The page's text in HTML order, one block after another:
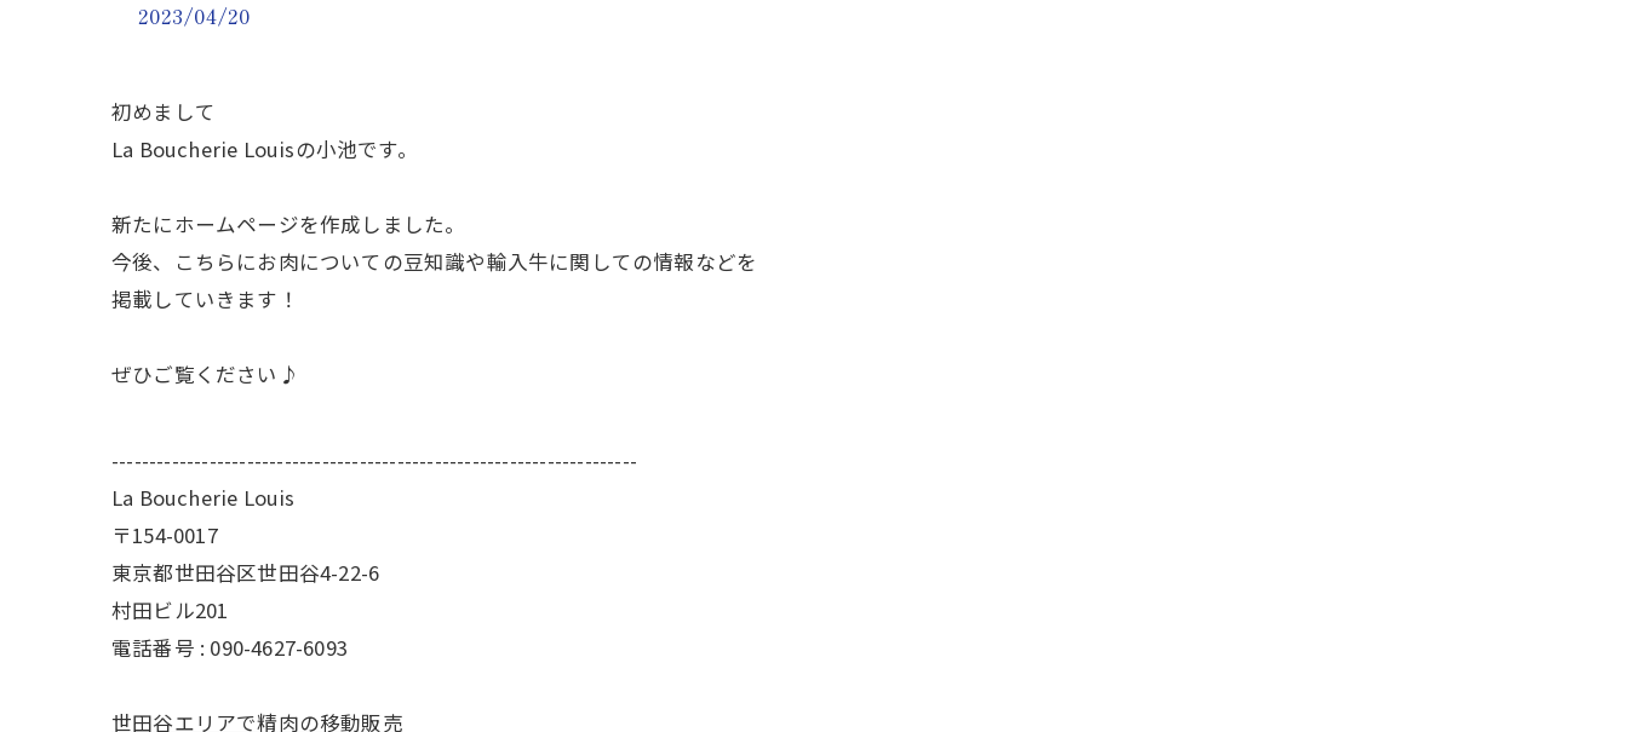
2023/04/20
初めまして
La Boucherie Louisの小池です。
新たにホームページを作成しました。
今後、こちらにお肉についての豆知識や輸入牛に関しての情報などを
掲載していきます！
ぜひご覧ください♪
----------------------------------------------------------------------
La Boucherie Louis
〒154-0017
東京都世田谷区世田谷4-22-6
村田ビル201
電話番号 : 090-4627-6093
世田谷エリアで精肉の移動販売